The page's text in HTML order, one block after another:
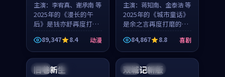
主演： 李宥真、谢承南 等
2025年的《漫长的午
后》是钱亦舒再度打磨
的动漫佳作。中国大陆
的取景与海岛日常的氛
围相互成就，李宥真与
谢承南的对手戏自然克
制，让整部影片在悬念
89,347 8.4 动漫
主演： 蒋知南、金泰浩 等
2025年的《城市童话》
是余之言再度打磨的喜
剧佳作。美国的取景与
历史战争的氛围相互成
就，蒋知南与金泰浩的
对手戏自然克制，让整
部影片在悬念与温度
84,867 8.8 喜剧
英国 完结
旧巷新生 中国 独播
双城记新版